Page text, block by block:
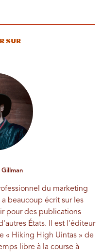
sur
du marketing
beaucoup écrit sur les
pour des publications
États. Il est l'éditeur
« Hiking High Uintas » de
libre à la course à